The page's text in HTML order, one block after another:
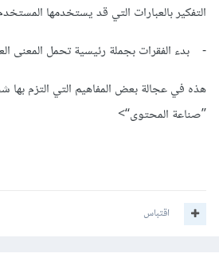
التفكير بالعبارات التي قد يستخدمها
- بدء الفقرات بجملة رئيسية تحمل المعنى
هذه في عجالة بعض المفاهيم التي التزم
’’صناعة المحتوى‘‘>
اقتباس